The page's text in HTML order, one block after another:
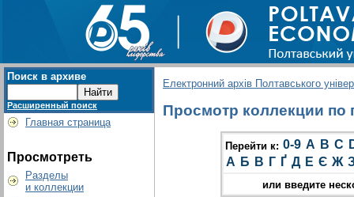
Поиск в архиве
Расширенный поиск
Главная страница
Просмотреть
Разделы
и коллекции
Електронний архів Полтавського
Просмотр коллекции по
Перейти к: 0-9 A B C
А Б В Г Ґ Д Е Є Ж
или введите